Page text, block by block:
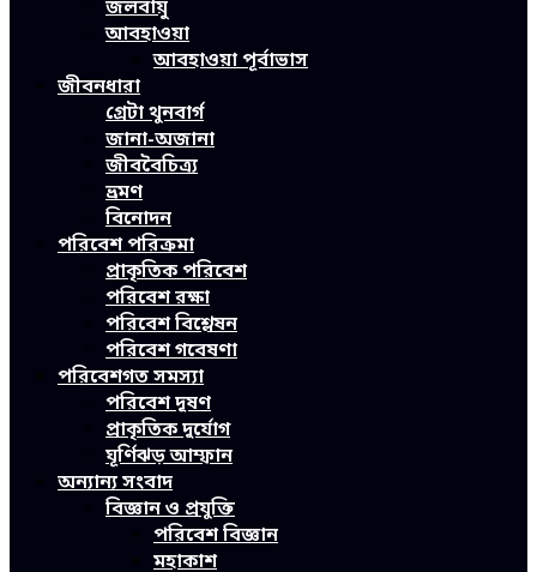
জলবায়ু
আবহাওয়া
আবহাওয়া পূর্বাভাস
জীবনধারা
গ্রেটা থুনবার্গ
জানা-অজানা
জীববৈচিত্র্য
ভ্রমণ
বিনোদন
পরিবেশ পরিক্রমা
প্রাকৃতিক পরিবেশ
পরিবেশ রক্ষা
পরিবেশ বিশ্লেষন
পরিবেশ গবেষণা
পরিবেশগত সমস্যা
পরিবেশ দূষণ
প্রাকৃতিক দুর্যোগ
ঘূর্ণিঝড় আম্ফান
অন্যান্য সংবাদ
বিজ্ঞান ও প্রযুক্তি
পরিবেশ বিজ্ঞান
মহাকাশ